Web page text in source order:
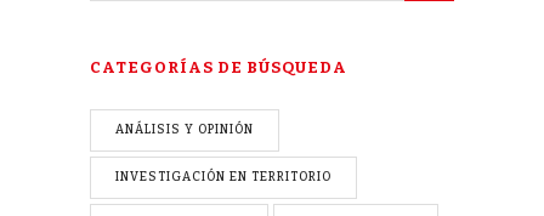
CATEGORÍAS DE BÚSQUEDA
ANÁLISIS Y OPINIÓN
INVESTIGACIÓN EN TERRITORIO